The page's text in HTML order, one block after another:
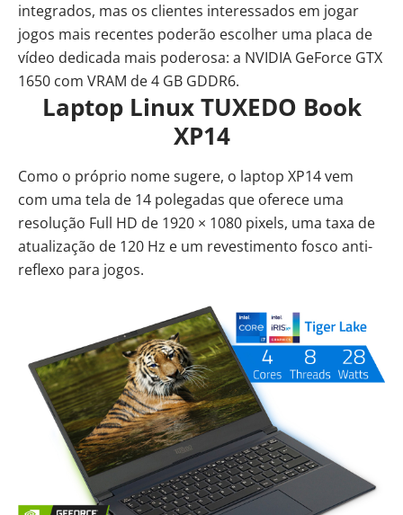
integrados, mas os clientes interessados em jogar
jogos mais recentes poderão escolher uma placa de
vídeo dedicada mais poderosa: a NVIDIA GeForce GTX
1650 com VRAM de 4 GB GDDR6.
Laptop Linux TUXEDO Book
XP14
Como o próprio nome sugere, o laptop XP14 vem
com uma tela de 14 polegadas que oferece uma
resolução Full HD de 1920 × 1080 pixels, uma taxa de
atualização de 120 Hz e um revestimento fosco anti-
reflexo para jogos.